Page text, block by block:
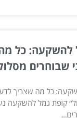
להשקעה: כל
שבוחרים
כל מה שצריך
קופת גמל להשקעה